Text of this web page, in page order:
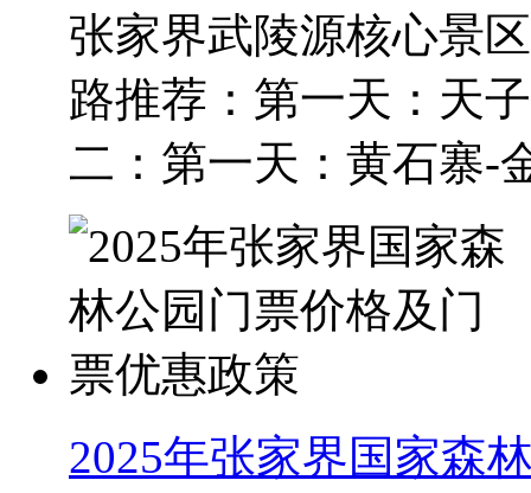
张家界武陵源核心景
路推荐：第一天：天
二：第一天：黄石寨-
2025年张家界国家森